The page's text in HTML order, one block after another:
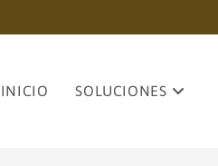
INICIO SOLUCIONES